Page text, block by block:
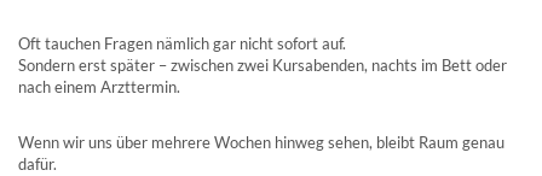
Oft tauchen Fragen nämlich gar nicht sofort auf.
Sondern erst später – zwischen zwei Kursabenden, nachts im Bett oder
nach einem Arzttermin.
Wenn wir uns über mehrere Wochen hinweg sehen, bleibt Raum genau
dafür.